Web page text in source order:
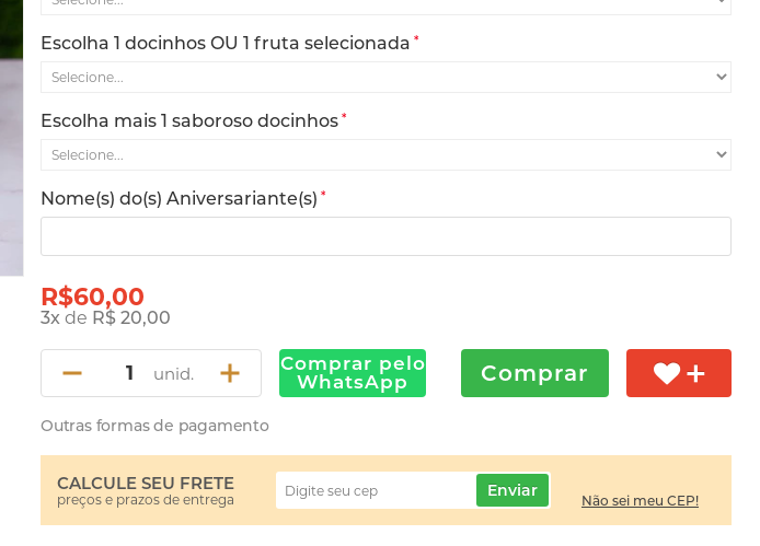
*
Escolha 1 docinhos OU 1 fruta selecionada
*
Escolha mais 1 saboroso docinhos
*
Nome(s) do(s) Aniversariante(s)
R$60,00
3x de R$ 20,00
unid.
Comprar pelo
WhatsApp
Comprar
Outras formas de pagamento
CALCULE SEU FRETE
preços e prazos de entrega Enviar
Não sei meu CEP!